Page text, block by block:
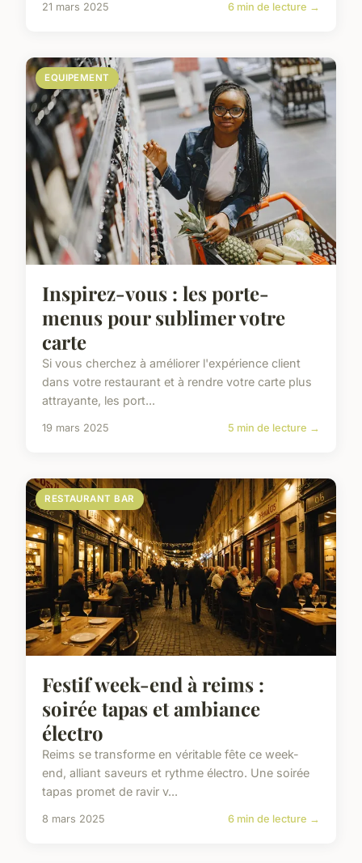
21 mars 2025 6 min de lecture →
EQUIPEMENT
Inspirez-vous : les porte-
menus pour sublimer votre
carte
Si vous cherchez à améliorer l'expérience client
dans votre restaurant et à rendre votre carte plus
attrayante, les port...
19 mars 2025 5 min de lecture →
RESTAURANT BAR
Festif week-end à reims :
soirée tapas et ambiance
électro
Reims se transforme en véritable fête ce week-
end, alliant saveurs et rythme électro. Une soirée
tapas promet de ravir v...
8 mars 2025 6 min de lecture →